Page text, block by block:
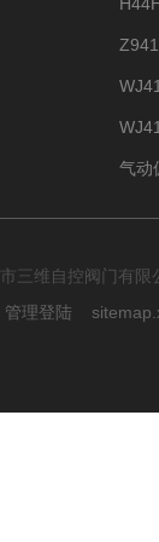
气动
三维自控阀门有
管理登陆